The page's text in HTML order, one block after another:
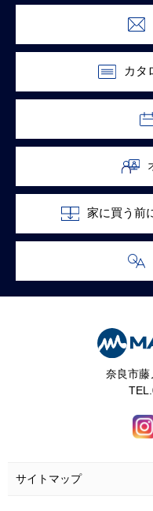
カタ
家に買う前
奈良市藤
サイトマップ